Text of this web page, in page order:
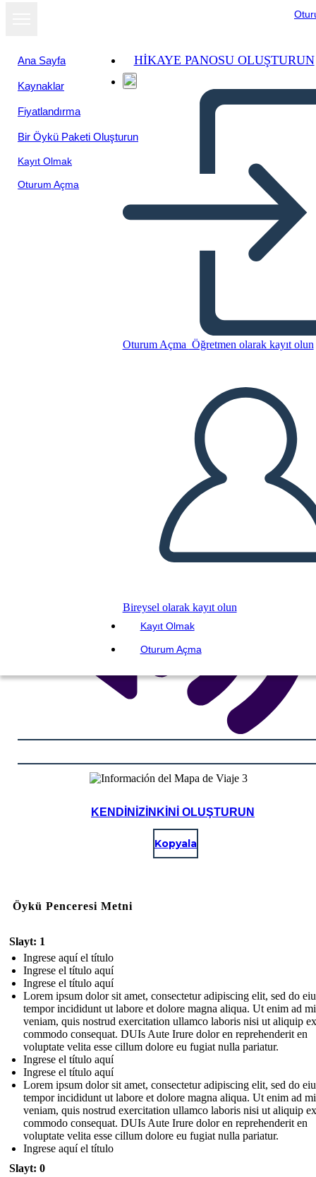
Ana Sayfa
Kaynaklar
Fiyatlandırma
Bir Öykü Paketi Oluşturun
Kayıt Olmak
Oturum Açma
HIKAYE PANOSU OLUŞTURUN
Oturum Açma Öğretmen olarak kayıt olun
Bireysel olarak kayıt olun
Kayıt Olmak
Oturum Açma
BİR HİKAYE PANOSU OLUŞTUR
SLAYT GÖSTERİSİNİ OYNAT
BENİ OKU
KENDINIZINKINI OLUŞTURUN
Kopyala
Öykü Penceresi Metni
Slayt: 1
Ingrese aquí el título
Ingrese el título aquí
Ingrese el título aquí
Lorem ipsum dolor sit amet, consectetur adipiscing elit, sed do
tempor incididunt ut labore et dolore magna aliqua. Ut enim ad
veniam, quis nostrud exercitation ullamco laboris nisi ut aliquip
commodo consequat. DUIs Aute Irure dolor en reprehenderit en
voluptate velita esse cillum dolore eu fugiat nulla pariatur.
Ingrese el título aquí
Ingrese el título aquí
Lorem ipsum dolor sit amet, consectetur adipiscing elit, sed do
tempor incididunt ut labore et dolore magna aliqua. Ut enim ad
veniam, quis nostrud exercitation ullamco laboris nisi ut aliquip
commodo consequat. DUIs Aute Irure dolor en reprehenderit en
voluptate velita esse cillum dolore eu fugiat nulla pariatur.
Ingrese aquí el título
Slayt: 0